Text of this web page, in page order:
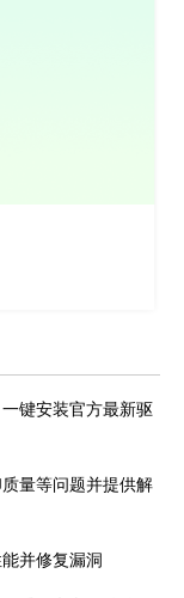
键安装官方最新驱
量等问题并提供解
并修复漏洞